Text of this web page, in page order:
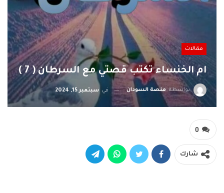
مقالات
ام الخنساء تكتب قصتي مع السرطان ( 7 )
بواسطة منصة السودان في سبتمبر 15, 2024
0
شارك